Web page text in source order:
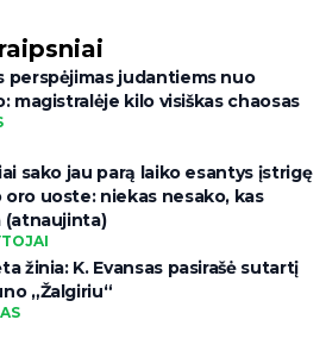
perspėjimas judantiems nuo
magistralėje kilo visiškas chaosas
sako jau parą laiko esantys įstrigę
oro uoste: niekas nesako, kas
(atnaujinta)
žinia: K. Evansas pasirašė sutartį
„Žalgiriu“